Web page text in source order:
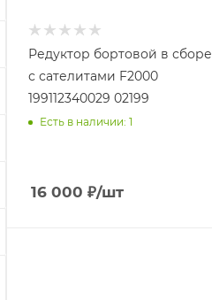
Редуктор бортовой в сборе
с сателитами F2000
199112340029 02199
Есть в наличии: 1
16 000 ₽/шт